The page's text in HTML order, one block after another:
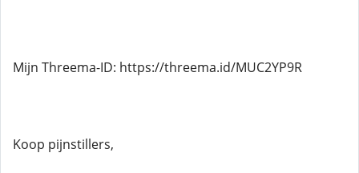
Mijn Threema-ID: https://threema.id/MUC2YP9R
Koop pijnstillers,